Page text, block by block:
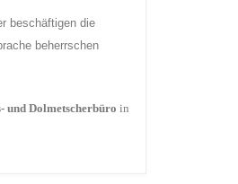
beschäftigen die
beherrschen
und Dolmetscherbüro in